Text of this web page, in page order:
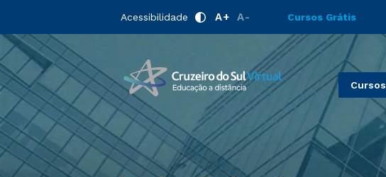
Acessibilidade A+ A- Cursos Grátis
Cursos